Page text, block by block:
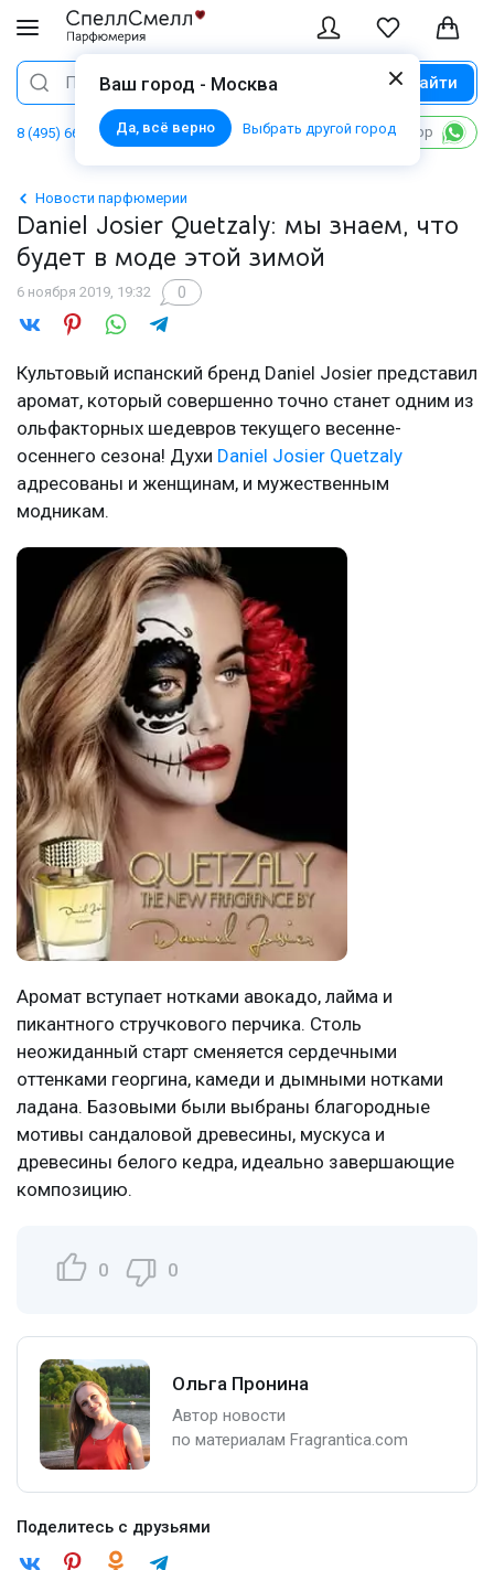
Ваш город - Москва
Да, всё верно Выбрать другой город
Поиск Найти
8 (495) 668 06 02 Написать в WhatsApp
Новости парфюмерии
Daniel Josier Quetzaly: мы знаем, что
будет в моде этой зимой
6 ноября 2019, 19:32 0
Культовый испанский бренд Daniel Josier представил
аромат, который совершенно точно станет одним из
ольфакторных шедевров текущего весенне-
осеннего сезона! Духи Daniel Josier Quetzaly
адресованы и женщинам, и мужественным
модникам.
Аромат вступает нотками авокадо, лайма и
пикантного стручкового перчика. Столь
неожиданный старт сменяется сердечными
оттенками георгина, камеди и дымными нотками
ладана. Базовыми были выбраны благородные
мотивы сандаловой древесины, мускуса и
древесины белого кедра, идеально завершающие
композицию.
0 0
Ольга Пронина
Автор новости
по материалам Fragrantica.com
Поделитесь с друзьями